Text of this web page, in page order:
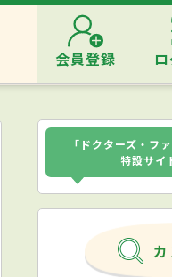
会員登録
「ドクターズ・フ
特設サイ